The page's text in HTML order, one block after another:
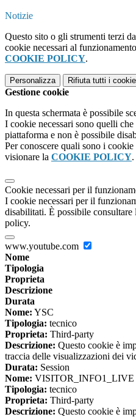
Notizie
Questo sito o gli strumenti terzi
cookie necessari al
COOKIE POLICY.
Personalizza Rifiuta tutti i
Gestione cookie
In questa schermata è possibile
I cookie necessari sono quelli
piattaforma e non è possibile
Per conoscere quali sono i
visionare la COOKIE POLICY.
Cookie necessari per il
I cookie necessari per il
disabilitati. È possibile
policy.
www.youtube.com
Nome
Tipologia
Proprieta
Descrizione
Durata
Nome: YSC
Tipologia: tecnico
Proprieta: Third-party
Descrizione: Questo cookie è
traccia delle visualizzazioni dei
Durata: Session
Nome: VISITOR_INFO1_LIVE
Tipologia: tecnico
Proprieta: Third-party
Descrizione: Questo cookie è